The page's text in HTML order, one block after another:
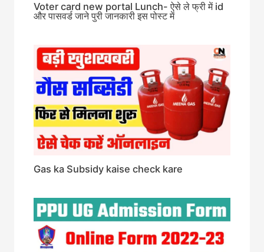
Voter card new portal Lunch- ऐसे ले फ्री में id
और पासवर्ड जाने पुरी जानकारी इस पोस्ट में
Gas ka Subsidy kaise check kare